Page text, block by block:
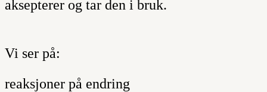
aksepterer og tar den i bruk.
Vi ser på:
reaksjoner på endring